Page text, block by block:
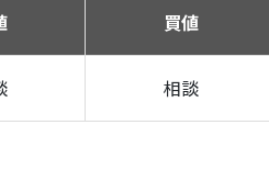
買値
相談